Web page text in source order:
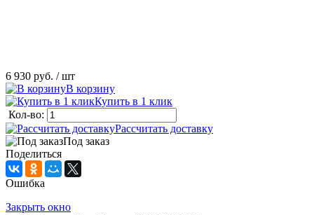
6 930 руб. / шт
В корзину
Купить в 1 клик
Кол-во:
Рассчитать доставку
Под заказ
Поделиться
Ошибка
Закрыть окно